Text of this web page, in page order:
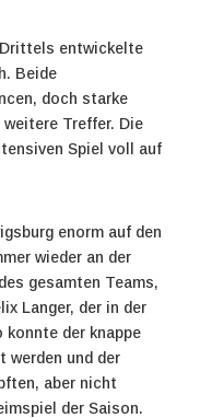
entwickelte
Beide
doch starke
Treffer. Die
Spiel voll auf
enorm auf den
wieder an der
gesamten Teams,
Langer, der in der
der knappe
werden und der
aber nicht
der Saison.